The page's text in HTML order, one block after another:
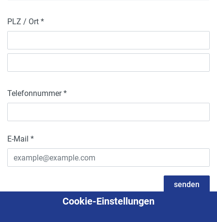
PLZ / Ort *
Telefonnummer *
E-Mail *
senden
Cookie-Einstellungen